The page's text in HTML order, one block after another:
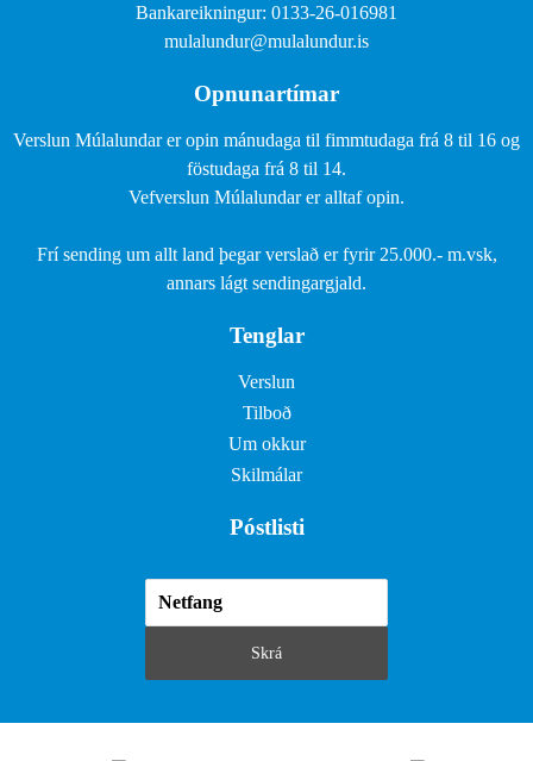
Bankareikningur: 0133-26-016981
mulalundur@mulalundur.is
Opnunartímar
Verslun Múlalundar er opin mánudaga til fimmtudaga frá 8 til 16 og
föstudaga frá 8 til 14.
Vefverslun Múlalundar er alltaf opin.
Frí sending um allt land þegar verslað er fyrir 25.000.- m.vsk,
annars lágt sendingargjald.
Tenglar
Verslun
Tilboð
Um okkur
Skilmálar
Póstlisti